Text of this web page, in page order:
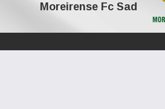
Moreirense Fc Sad